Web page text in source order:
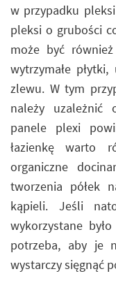
w przypadku
pleksi o grubości
może być
wytrzymałe
zlewu. W tym
należy uzależnić
panele plexi
łazienkę warto
organiczne
tworzenia półek
kąpieli. Jeśli
wykorzystane
potrzeba, aby je
wystarczy sięgnąć